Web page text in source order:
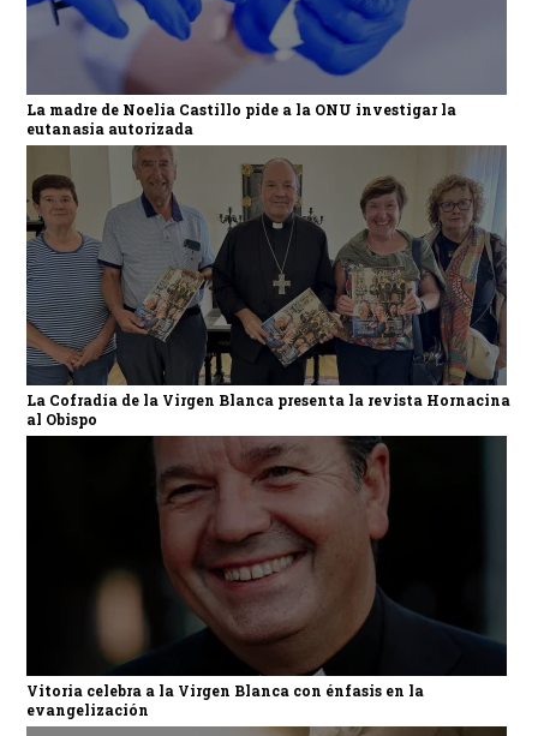
La madre de Noelia Castillo pide a la ONU investigar la
eutanasia autorizada
La Cofradía de la Virgen Blanca presenta la revista Hornacina
al Obispo
Vitoria celebra a la Virgen Blanca con énfasis en la
evangelización